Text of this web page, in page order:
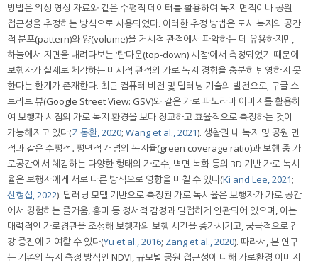
방법은 위성 영상 자료와 같은 수평적 데이터를 활용하여 녹지 면적이나 공원
접근성을 추정하는 방식으로 사용되었다. 이러한 추정 방법은 도시 녹지의 공간
적 분포(pattern)와 양(volume)을 거시적 관점에서 파악하는 데 유용하지만,
하늘에서 지면을 내려다보는 ‘탑다운(top-down) 시점’에서 측정되었기 때문에
보행자가 실제로 체감하는 미시적 관점의 가로 녹지 경험을 충분히 반영하지 못
한다는 한계가 존재한다. 최근 컴퓨터 비전 및 딥러닝 기술의 발전으로, 구글 스
트리트 뷰(Google Street View: GSV)와 같은 가로 파노라마 이미지를 활용하
여 보행자 시점의 가로 녹지 환경을 보다 정교하고 효율적으로 측정하는 것이
가능해지고 있다(기동환, 2020; Wang et al., 2021). 생활권 내 녹지 및 공원 면
적과 같은 수평적․평면적 개념의 녹지율(green coverage ratio)과 보행 중 가
로공간에서 체감하는 다양한 형태의 가로수, 벽면 녹화 등의 3D 기반 가로 녹시
율은 보행자에게 서로 다른 방식으로 영향을 미칠 수 있다(Ki and Lee, 2021;
신형섭, 2022). 딥러닝 모델 기반으로 측정된 가로 녹시율은 보행자가 가로 공간
에서 경험하는 즐거움, 흥미 등 정서적 감정과 밀접하게 연관되어 있으며, 이는
매력적인 가로경관을 조성해 보행자의 보행 시간을 증가시키고, 궁극적으로 건
강 증진에 기여할 수 있다(Yu et al., 2016; Zang et al., 2020). 따라서, 본 연구
는 기존의 녹지 측정 방식인 NDVI, 규모별 공원 접근성에 더해 가로환경 이미지